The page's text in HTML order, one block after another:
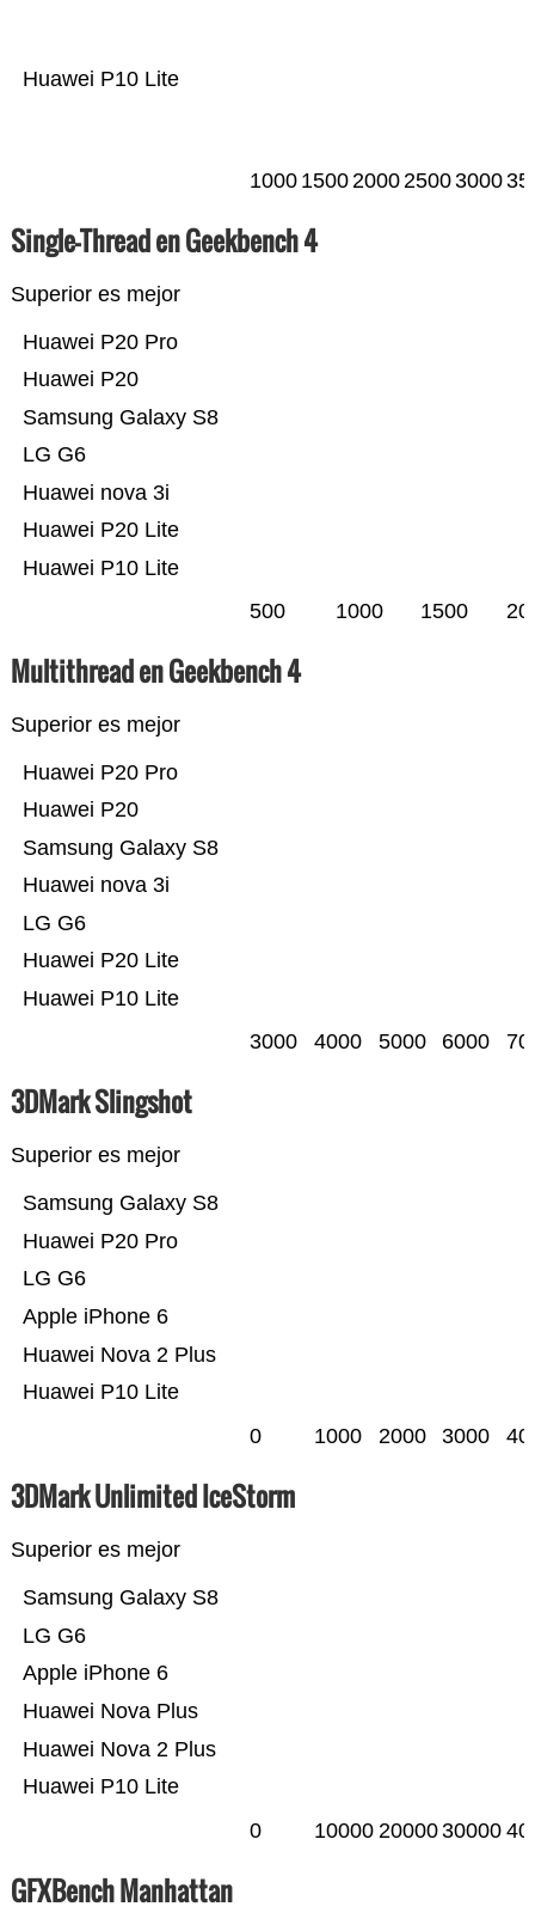
Huawei P10 Lite
1000 1500200025003000
Single-Thread en Geekbench 4
Superior es mejor
Huawei P10 Lite
Huawei P20 Lite
Huawei nova 3i
LG G6
Samsung Galaxy S8
Huawei P20
Huawei P20 Pro
500 1000 1500
Multithread en Geekbench 4
Superior es mejor
Huawei P10 Lite
Huawei P20 Lite
LG G6
Huawei nova 3i
Samsung Galaxy S8
Huawei P20
Huawei P20 Pro
3000 4000 5000 6000
3DMark Slingshot
Superior es mejor
Huawei P10 Lite
Huawei Nova 2 Plus
Apple iPhone 6
LG G6
Huawei P20 Pro
Samsung Galaxy S8
0 1000 2000 3000
3DMark Unlimited IceStorm
Superior es mejor
Huawei P10 Lite
Huawei Nova 2 Plus
Huawei Nova Plus
Apple iPhone 6
LG G6
Samsung Galaxy S8
0 10000 2000030000
GFXBench Manhattan